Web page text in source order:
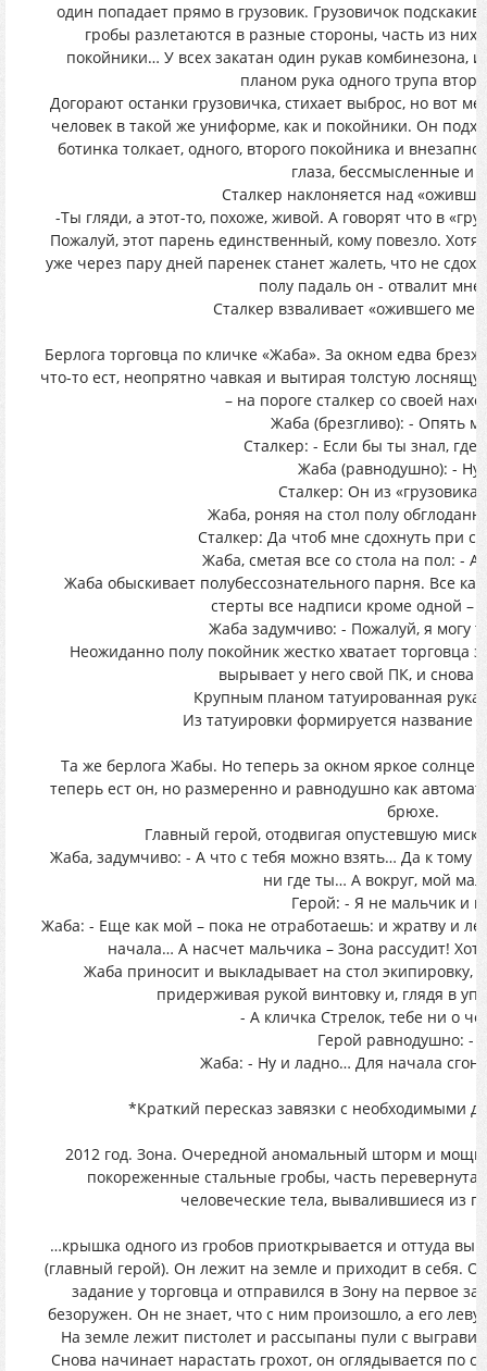
один попадает прямо в грузовик. Грузовичок
гробы разлетаются в разные стороны, часть из
покойники… У всех закатан один рукав комбинезона,
планом рука одного трупа
Догорают останки грузовичка, стихает выброс, но вот
человек в такой же униформе, как и покойники. Он
ботинка толкает, одного, второго покойника и
глаза, бессмысленные и
Сталкер наклоняется над
-Ты гляди, а этот-то, похоже, живой. А говорят что в
Пожалуй, этот парень единственный, кому повезло.
уже через пару дней паренек станет жалеть, что не
полу падаль он - отвалит
Сталкер взваливает «ожившего
Берлога торговца по кличке «Жаба». За окном едва
что-то ест, неопрятно чавкая и вытирая толстую
– на пороге сталкер со своей
Жаба (брезгливо): - Опять
Сталкер: - Если бы ты знал, где
Жаба (равнодушно): - Ну
Сталкер: Он из «грузовика
Жаба, роняя на стол полу
Сталкер: Да чтоб мне сдохнуть при
Жаба, сметая все со стола на пол: - А
Жаба обыскивает полубессознательного парня. Все
стерты все надписи кроме одной –
Жаба задумчиво: - Пожалуй, я могу
Неожиданно полу покойник жестко хватает торговца
вырывает у него свой ПК, и снова
Крупным планом татуированная
Из татуировки формируется название
Та же берлога Жабы. Но теперь за окном яркое
теперь ест он, но размеренно и равнодушно как
брюхе.
Главный герой, отодвигая опустевшую
Жаба, задумчиво: - А что с тебя можно взять… Да к
ни где ты… А вокруг, мой
Герой: - Я не мальчик и
Жаба: - Еще как мой – пока не отработаешь: и жратву и
начала… А насчет мальчика – Зона рассудит!
Жаба приносит и выкладывает на стол экипировку,
придерживая рукой винтовку и, глядя в
- А кличка Стрелок, тебе ни о
Герой равнодушно: -
Жаба: - Ну и ладно… Для начала
*Краткий пересказ завязки с необходимыми
2012 год. Зона. Очередной аномальный шторм и
покореженные стальные гробы, часть
человеческие тела, вывалившиеся из
…крышка одного из гробов приоткрывается и оттуда
(главный герой). Он лежит на земле и приходит в себя.
задание у торговца и отправился в Зону на первое
безоружен. Он не знает, что с ним произошло, а его
На земле лежит пистолет и рассыпаны пули с
Снова начинает нарастать грохот, он оглядывается по